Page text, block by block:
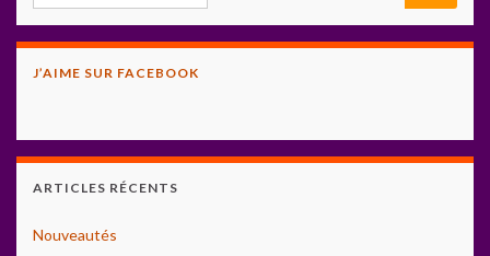
J’AIME SUR FACEBOOK
ARTICLES RÉCENTS
Nouveautés